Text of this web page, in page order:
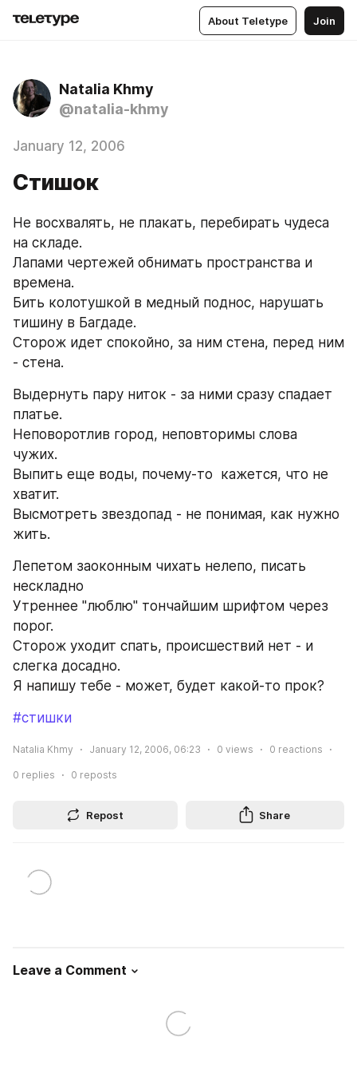
About Teletype Join
Natalia Khmy
@natalia-khmy
January 12, 2006
Стишок
Не восхвалять, не плакать, перебирать чудеса
на складе.
Лапами чертежей обнимать пространства и
времена.
Бить колотушкой в медный поднос, нарушать
тишину в Багдаде.
Сторож идет спокойно, за ним стена, перед ним
- стена.
Выдернуть пару ниток - за ними сразу спадает
платье.
Неповоротлив город, неповторимы слова
чужих.
Выпить еще воды, почему-то  кажется, что не
хватит.
Высмотреть звездопад - не понимая, как нужно
жить.
Лепетом заоконным чихать нелепо, писать
нескладно
Утреннее "люблю" тончайшим шрифтом через
порог.
Сторож уходит спать, происшествий нет - и
слегка досадно.
Я напишу тебе - может, будет какой-то прок?
#стишки
Natalia Khmy January 12, 2006, 06:23 0 views 0 reactions
0 replies 0 reposts
Repost Share
Leave a Comment